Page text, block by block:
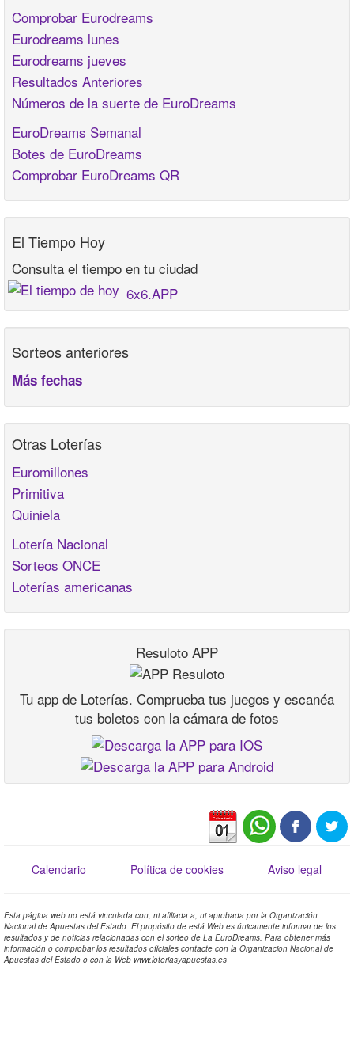
Comprobar Eurodreams
Eurodreams lunes
Eurodreams jueves
Resultados Anteriores
Números de la suerte de EuroDreams
EuroDreams Semanal
Botes de EuroDreams
Comprobar EuroDreams QR
El Tiempo Hoy
Consulta el tiempo en tu ciudad
6x6.APP
Sorteos anteriores
Más fechas
Otras Loterías
Euromillones
Primitiva
Quiniela
Lotería Nacional
Sorteos ONCE
Loterías americanas
Resuloto APP
Tu app de Loterías. Comprueba tus juegos y escanéa
tus boletos con la cámara de fotos
Calendario Política de cookies Aviso legal
Esta página web no está vinculada con, ni afiliada a, ni aprobada por la Organización
Nacional de Apuestas del Estado. El propósito de está Web es únicamente informar de los
resultados y de noticias relacionadas con el sorteo de La EuroDreams. Para obtener más
información o comprobar los resultados oficiales contacte con la Organizacion Nacional de
Apuestas del Estado o con la Web www.loteriasyapuestas.es